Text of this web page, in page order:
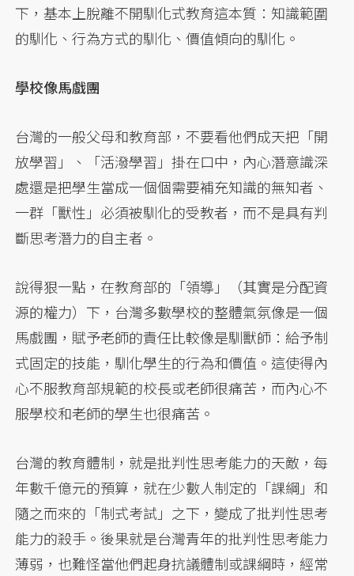
下，基本上脫離不開馴化式教育這本質：知識範圍
的馴化、行為方式的馴化、價值傾向的馴化。
學校像馬戲團
台灣的一般父母和教育部，不要看他們成天把「開
放學習」、「活潑學習」掛在口中，內心潛意識深
處還是把學生當成一個個需要補充知識的無知者、
一群「獸性」必須被馴化的受教者，而不是具有判
斷思考潛力的自主者。
說得狠一點，在教育部的「領導」（其實是分配資
源的權力）下，台灣多數學校的整體氣氛像是一個
馬戲團，賦予老師的責任比較像是馴獸師：給予制
式固定的技能，馴化學生的行為和價值。這使得內
心不服教育部規範的校長或老師很痛苦，而內心不
服學校和老師的學生也很痛苦。
台灣的教育體制，就是批判性思考能力的天敵，每
年數千億元的預算，就在少數人制定的「課綱」和
隨之而來的「制式考試」之下，變成了批判性思考
能力的殺手。後果就是台灣青年的批判性思考能力
薄弱，也難怪當他們起身抗議體制或課綱時，經常